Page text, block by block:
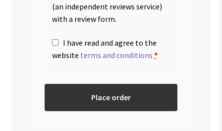
(an independent reviews service)
with a review form.
I have read and agree to the
website terms and conditions *
Place order